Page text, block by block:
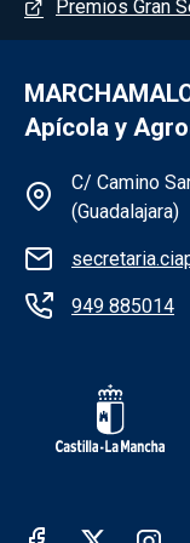
Premios Gran
Apícola y
Información
C/ Camino
(Guadalajara)
949 885014